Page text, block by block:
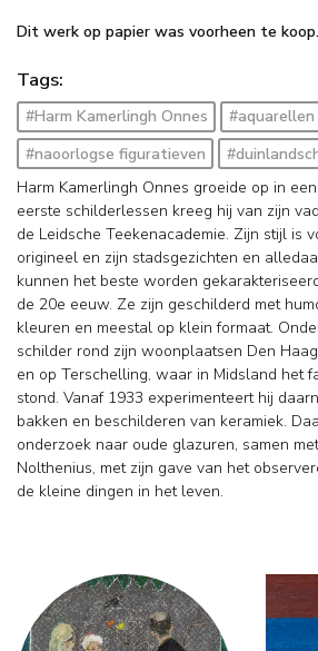
Dit werk op papier was voorheen te koop.
Tags:
#Harm Kamerlingh Onnes
#naoorlogse figuratieven
Harm Kamerlingh Onnes groeide op in
eerste schilderlessen kreeg hij van zijn
de Leidsche Teekenacademie. Zijn stijl is
origineel en zijn stadsgezichten en
kunnen het beste worden
de 20e eeuw. Ze zijn geschilderd met
kleuren en meestal op klein formaat.
schilder rond zijn woonplaatsen Den
en op Terschelling, waar in Midsland het
stond. Vanaf 1933 experimenteert hij
bakken en beschilderen van keramiek.
onderzoek naar oude glazuren, samen
Nolthenius, met zijn gave van het
de kleine dingen in het leven.